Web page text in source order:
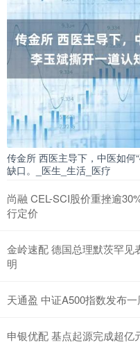
传金所 西医主导下，中医如何
缺口。_医生_生活_医疗
尚融 CEL-SCI股价重挫逾
行定价
金岭速配 德国总理默茨罕见
明
天通盈 中证A500指数发布
申银优配 基点起源完成超亿